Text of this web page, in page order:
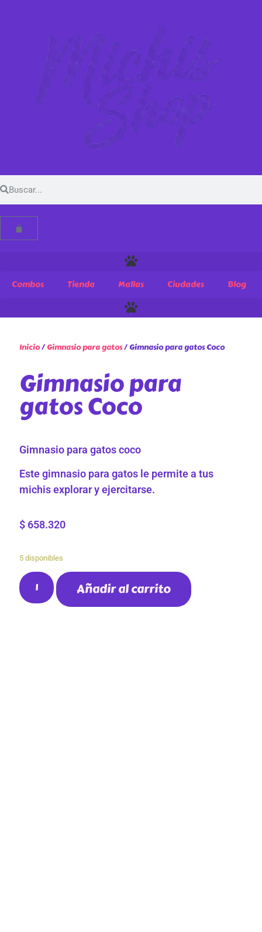
Combos Tienda Mallas Ciudades Blog
Inicio/Gimnasio para gatos/ Gimnasio para gatos Coco
Gimnasio para
gatos Coco
Gimnasio para gatos coco
Este gimnasio para gatos le permite a tus
michis explorar y ejercitarse.
$ 658.320
5 disponibles
Añadir al carrito